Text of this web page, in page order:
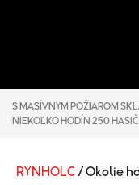
S MASÍVNYM POŽIAROM
NIEKOĽKO HODÍN 250
RYNHOLC / Okolie